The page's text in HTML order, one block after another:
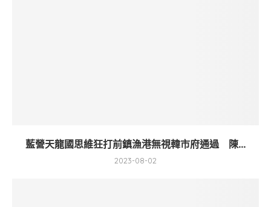
藍營天龍國思維狂打前鎮漁港無視韓市府通過 陳...
2023-08-02